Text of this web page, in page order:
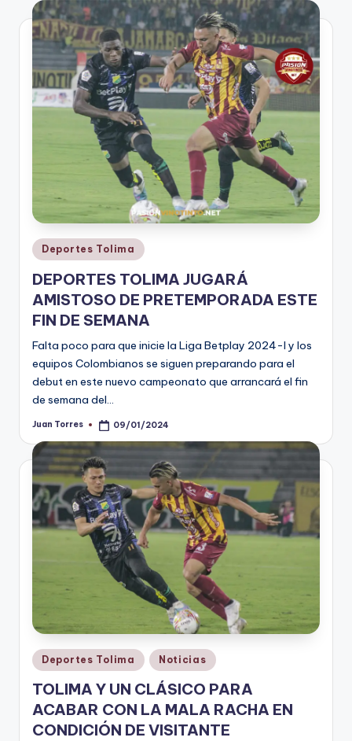
V
n
o
o
Publicado
en
Deportes Tolima
DEPORTES TOLIMA JUGARÁ
AMISTOSO DE PRETEMPORADA ESTE
FIN DE SEMANA
Falta poco para que inicie la Liga Betplay 2024-I y los
equipos Colombianos se siguen preparando para el
debut en este nuevo campeonato que arrancará el fin
de semana del…
Publicado
Juan Torres 09/01/2024
Publicado
en
Deportes Tolima Noticias
TOLIMA Y UN CLÁSICO PARA
ACABAR CON LA MALA RACHA EN
CONDICIÓN DE VISITANTE